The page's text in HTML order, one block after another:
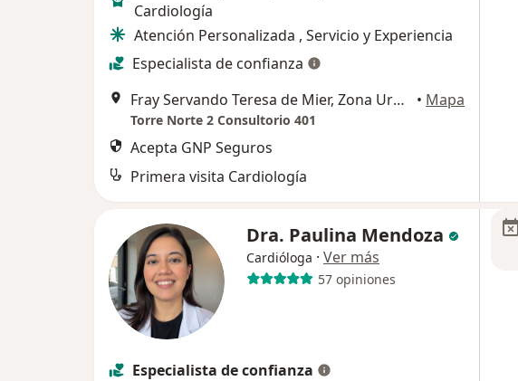
Cardiología
Atención Personalizada , Servicio y Experiencia
Especialista de confianza
Fray Servando Teresa de Mier, Zona Urbana Rio, Tijuana
• Mapa
Torre Norte 2 Consultorio 401
Acepta GNP Seguros
Primera visita Cardiología
Dra. Paulina Mendoza
Cardióloga · Ver más
57 opiniones
Especialista de confianza